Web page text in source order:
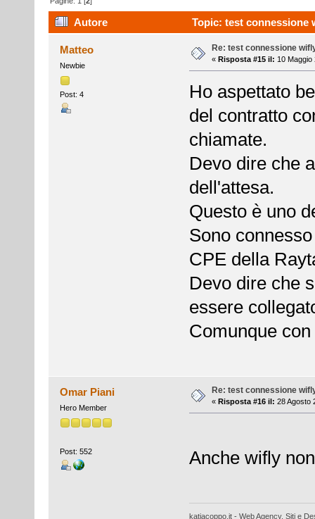
Autore Topic: test connessione
Matteo
Newbie
Post: 4
Re: test connessione
« Risposta #15 il: 10 Maggio
Ho aspettato
del contratto
chiamate.
Devo dire che
dell'attesa.
Questo è uno
Sono
CPE della
Devo dire che
essere
Comunque
Omar Piani
Hero Member
Post: 552
Re: test connessione
« Risposta #16 il: 28 Agosto
Anche wifly
katiacoppo.it - Web Agency, Siti e